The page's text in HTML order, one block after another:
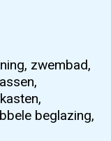
zwembad,
beglazing,